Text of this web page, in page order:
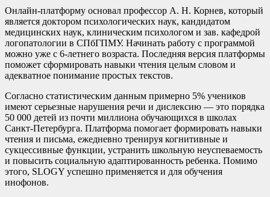
Онлайн-платформу основал профессор А. Н. Корнев, который
является доктором психологических наук, кандидатом
медицинских наук, клиническим психологом и зав. кафедрой
логопатологии в СПбГПМУ. Начинать работу с программой
можно уже с 6-летнего возраста. Последняя версия платформы
поможет сформировать навыки чтения целым словом и
адекватное понимание простых текстов.
Согласно статистическим данным примерно 5% учеников
имеют серьезные нарушения речи и дислексию — это порядка
50 000 детей из почти миллиона обучающихся в школах
Санкт-Петербурга. Платформа помогает формировать навыки
чтения и письма, ежедневно тренируя когнитивные и
сукцессивные функции, устранить школьную неуспеваемость
и повысить социальную адаптированность ребенка. Помимо
этого, SLOGY успешно применяется и для обучения
инофонов.